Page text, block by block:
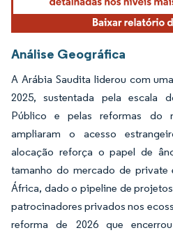
Análise Geográfica
A Arábia Saudita liderou com
2025, sustentada pela escala
Público e pelas reformas do
ampliaram o acesso
alocação reforça o papel de
tamanho do mercado de
África, dado o pipeline de
patrocinadores privados nos
reforma de 2026 que